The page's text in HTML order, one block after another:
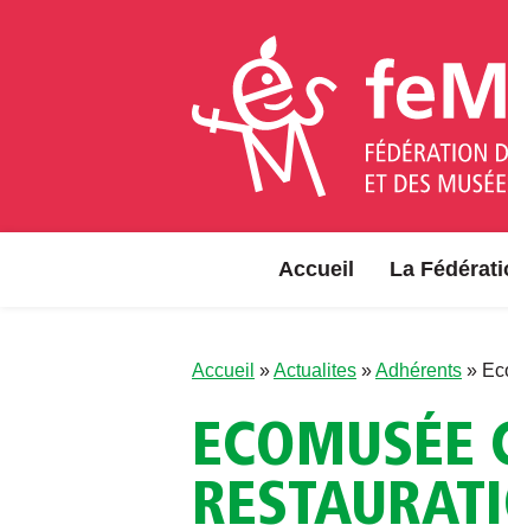
Accueil La
Accueil »Actualites »Adhérents »
ECOMUSÉE